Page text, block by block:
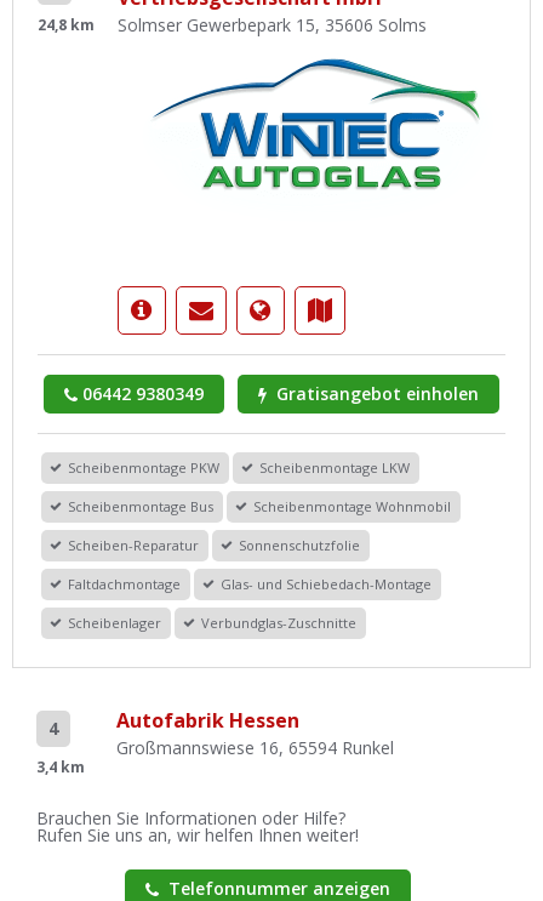
24,8 km Solmser Gewerbepark 15, 35606 Solms
06442 9380349 Gratisangebot einholen
Scheibenmontage PKW Scheibenmontage LKW
Scheibenmontage Bus Scheibenmontage Wohnmobil
Scheiben-Reparatur Sonnenschutzfolie
Faltdachmontage Glas- und Schiebedach-Montage
Scheibenlager Verbundglas-Zuschnitte
4
3,4 km
Autofabrik Hessen
Großmannswiese 16, 65594 Runkel
Brauchen Sie Informationen oder Hilfe?
Rufen Sie uns an, wir helfen Ihnen weiter!
Telefonnummer anzeigen